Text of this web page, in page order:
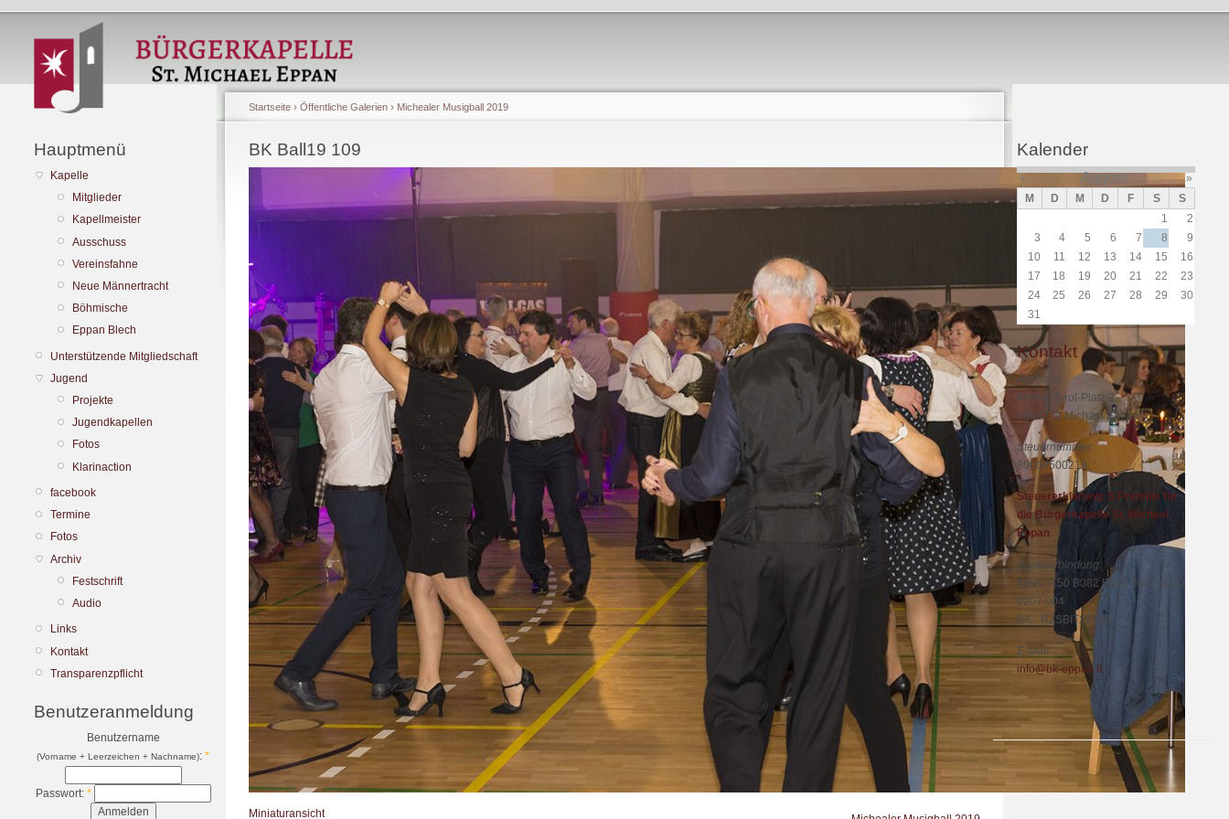
Hauptmenü
Kapelle
Mitglieder
Kapellmeister
Ausschuss
Vereinsfahne
Neue Männertracht
Böhmische
Eppan Blech
Unterstützende Mitgliedschaft
Jugend
Projekte
Jugendkapellen
Fotos
Klarinaction
facebook
Termine
Fotos
Archiv
Festschrift
Audio
Links
Kontakt
Transparenzpflicht
Benutzeranmeldung
Benutzername
(Vorname + Leerzeichen + Nachname): *
Passwort: *
Startseite › Öffentliche Galerien › Michealer Musigball 2019
BK Ball19 109
Miniaturansicht
Kalender
« August
»
M
D M D F S
S
1
2
3
4 5 6 7 8
9
10
11 12 13 14 15
16
17
18 19 20 21 22
23
24
25 26 27 28 29
30
31
Kontakt
Adresse:
Weber-Tyrol-Platz 2
39057 St.Michael Eppan
Steuernummer:
80008500219
Steuererklärung: 5 Promille für
die Bürgerkapelle St. Michael
Eppan
Bankverbindung:
IBAN: IT50 B082 5558 1600 0030
0207 004
BIC: RZSBIT21048
E-Mail:
info@bk-eppan.it